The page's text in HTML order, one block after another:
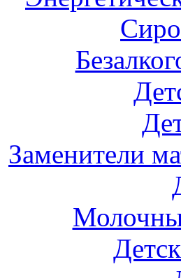
Заменители